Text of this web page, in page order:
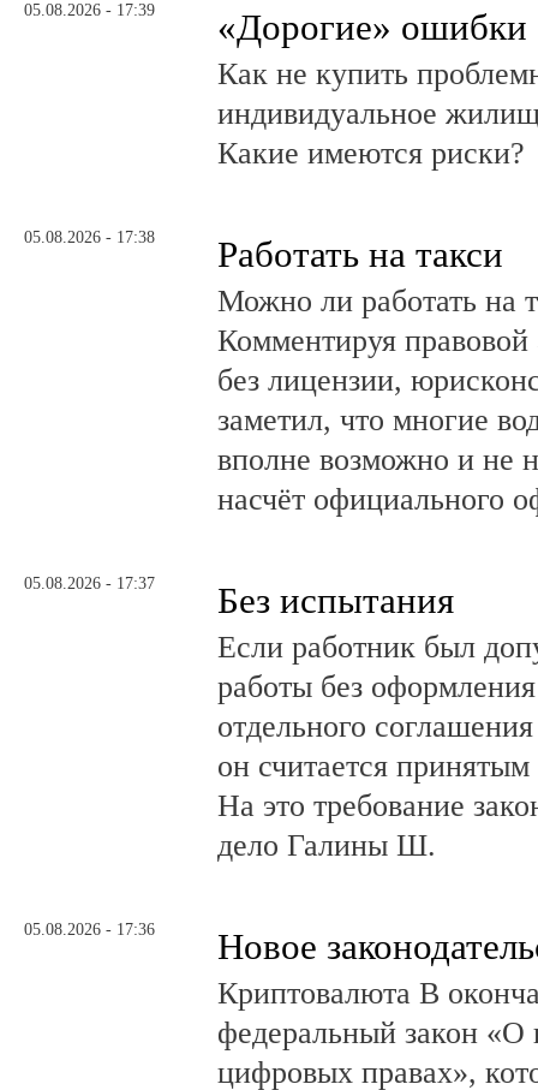
05.08.2026 - 17:39 «Дорогие» ошибки
Как не купить
индивидуальное
Какие имеются риски?
05.08.2026 - 17:38 Работать на такси
Можно ли работать на
Комментируя правовой
без лицензии,
заметил, что многие
вполне возможно и не
насчёт официального
05.08.2026 - 17:37 Без испытания
Если работник был
работы без
отдельного
он считается
На это требование
дело Галины Ш.
05.08.2026 - 17:36 Новое
Криптовалюта В
федеральный закон «О
цифровых правах»,